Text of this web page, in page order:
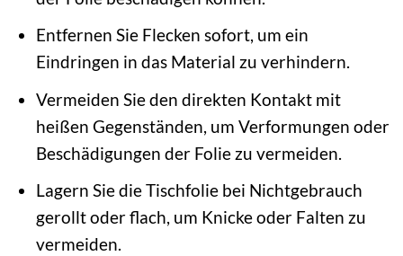
Entfernen Sie Flecken sofort, um ein
Eindringen in das Material zu verhindern.
Vermeiden Sie den direkten Kontakt mit
heißen Gegenständen, um Verformungen oder
Beschädigungen der Folie zu vermeiden.
Lagern Sie die Tischfolie bei Nichtgebrauch
gerollt oder flach, um Knicke oder Falten zu
vermeiden.